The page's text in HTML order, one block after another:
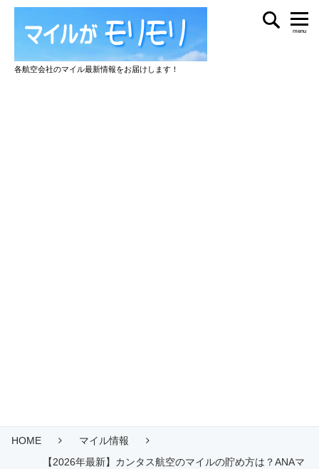
各航空会社のマイル最新情報をお届けします！
menu
HOME
マイル情報
【2026年最新】カンタス航空のマイルの貯め方は？ANAマ